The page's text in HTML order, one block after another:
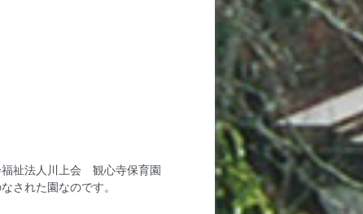
福祉法人川上会 観心寺保育園
された園なのです。